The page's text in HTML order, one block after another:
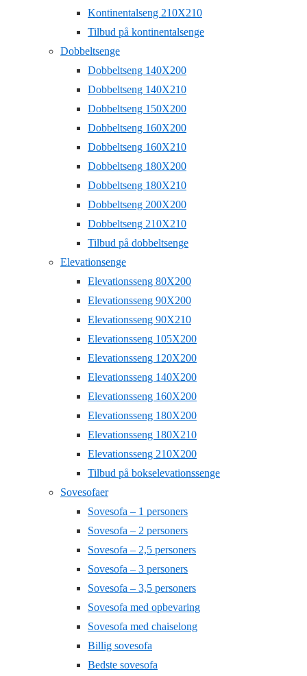
Kontinentalseng 210X210
Tilbud på kontinentalsenge
Dobbeltsenge
Dobbeltseng 140X200
Dobbeltseng 140X210
Dobbeltseng 150X200
Dobbeltseng 160X200
Dobbeltseng 160X210
Dobbeltseng 180X200
Dobbeltseng 180X210
Dobbeltseng 200X200
Dobbeltseng 210X210
Tilbud på dobbeltsenge
Elevationsenge
Elevationsseng 80X200
Elevationsseng 90X200
Elevationsseng 90X210
Elevationsseng 105X200
Elevationsseng 120X200
Elevationsseng 140X200
Elevationsseng 160X200
Elevationsseng 180X200
Elevationsseng 180X210
Elevationsseng 210X200
Tilbud på bokselevationssenge
Sovesofaer
Sovesofa – 1 personers
Sovesofa – 2 personers
Sovesofa – 2,5 personers
Sovesofa – 3 personers
Sovesofa – 3,5 personers
Sovesofa med opbevaring
Sovesofa med chaiselong
Billig sovesofa
Bedste sovesofa